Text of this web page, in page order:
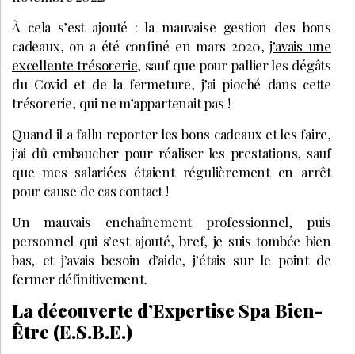
À cela s’est ajouté : la mauvaise gestion des bons
cadeaux, on a été confiné en mars 2020,j’avais une
excellente trésorerie, sauf que pour pallier les dégâts
du Covid et de la fermeture, j’ai pioché dans cette
trésorerie, qui ne m’appartenait pas !
Quand il a fallu reporter les bons cadeaux et les faire,
j’ai dû embaucher pour réaliser les prestations, sauf
que mes salariées étaient régulièrement en arrêt
pour cause de cas contact !
Un mauvais enchaînement professionnel, puis
personnel qui s’est ajouté, bref, je suis tombée bien
bas, et j’avais besoin d’aide, j’étais sur le point de
fermer définitivement.
La découverte d’Expertise Spa Bien-
Être (E.S.B.E.)